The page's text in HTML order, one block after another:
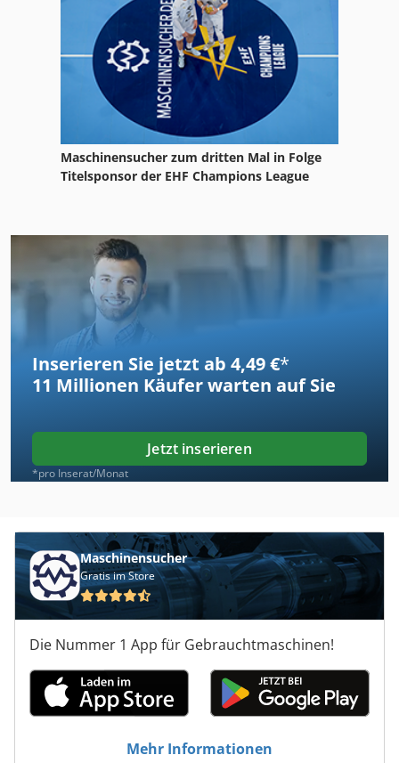
Maschinensucher zum dritten Mal in Folge
Titelsponsor der EHF Champions League
Inserieren Sie jetzt ab 4,49 €*
11 Millionen Käufer warten auf Sie
Jetzt inserieren
*pro Inserat/Monat
Maschinensucher
Gratis im Store
Die Nummer 1 App für Gebrauchtmaschinen!
Mehr Informationen